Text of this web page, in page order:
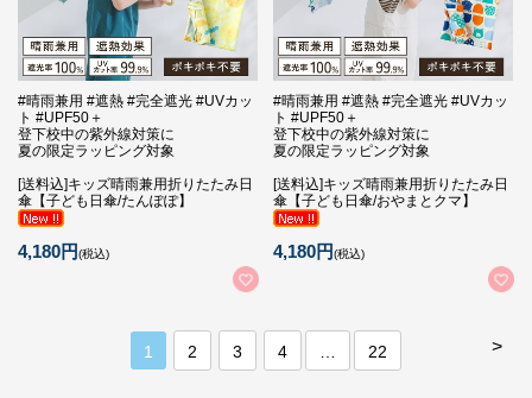
#晴雨兼用 #遮熱 #完全遮光 #UVカッ
ト #UPF50＋
登下校中の紫外線対策に
夏の限定ラッピング対象
[送料込]キッズ晴雨兼用折りたたみ日
傘【子ども日傘/たんぽぽ】
4,180円(税込)
#晴雨兼用 #遮熱 #完全遮光 #UVカッ
ト #UPF50＋
登下校中の紫外線対策に
夏の限定ラッピング対象
[送料込]キッズ晴雨兼用折りたたみ日
傘【子ども日傘/おやまとクマ】
4,180円(税込)
>
1 2 3 4 22